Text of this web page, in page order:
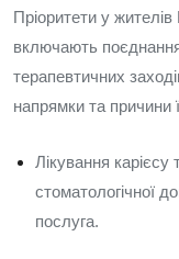
Пріоритети у
включають
терапевтичних
напрямки та причини
Лікування
стоматологічної
послуга.